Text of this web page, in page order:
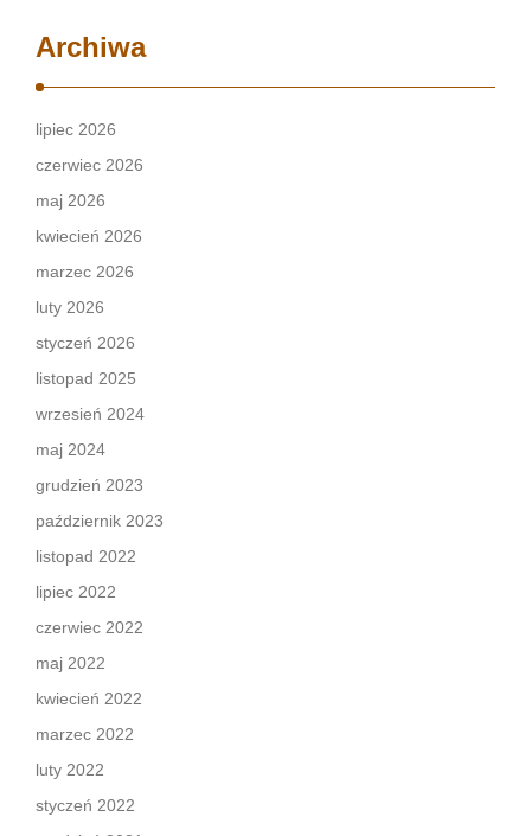
Archiwa
lipiec 2026
czerwiec 2026
maj 2026
kwiecień 2026
marzec 2026
luty 2026
styczeń 2026
listopad 2025
wrzesień 2024
maj 2024
grudzień 2023
październik 2023
listopad 2022
lipiec 2022
czerwiec 2022
maj 2022
kwiecień 2022
marzec 2022
luty 2022
styczeń 2022